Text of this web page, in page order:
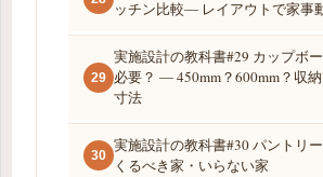
ッチン比較― レイアウトで家事
29
実施設計の教科書#29 カップボ
必要？ ― 450mm？600mm？収
寸法
30
実施設計の教科書#30 パントリ
くるべき家・いらない家